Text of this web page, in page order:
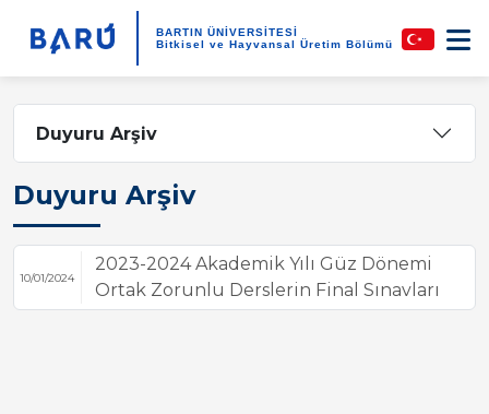
BARTIN ÜNİVERSİTESİ
Bitkisel ve Hayvansal Üretim Bölümü
Duyuru Arşiv
Duyuru Arşiv
10/01/2024
2023-2024 Akademik Yılı Güz Dönemi
Ortak Zorunlu Derslerin Final Sınavları